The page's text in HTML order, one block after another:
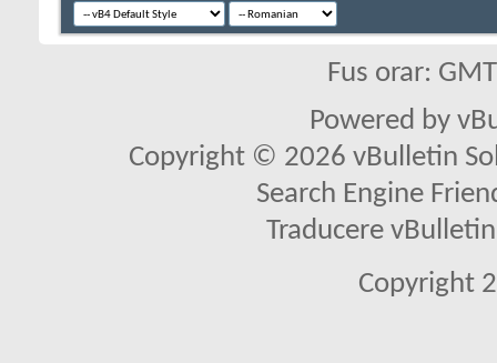
Fus orar:
Powered by
Copyright © 2026 vBulletin
Search Engine
Traducere
Copyright